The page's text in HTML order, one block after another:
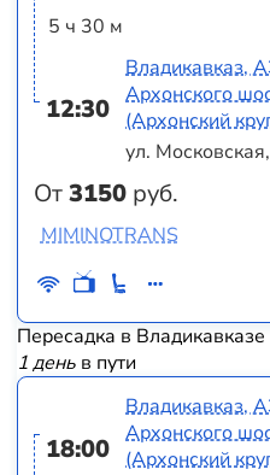
5 ч 30 м
12:30
От3150 руб.
Владикавказ,
Архонского
(Архонский
ул.
MIMINOTRANS
Пересадка в
1 деньв пути
18:00
Владикавказ,
Архонского
(Архонский